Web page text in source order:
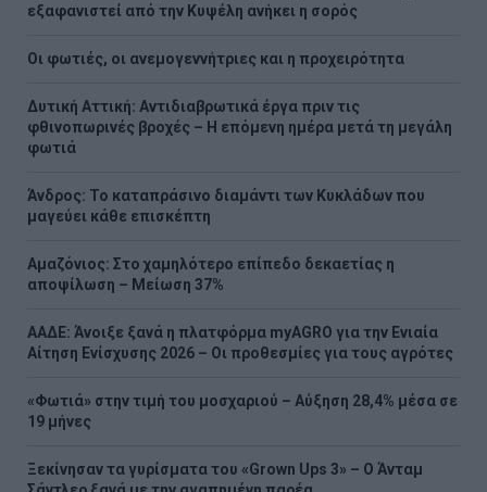
εξαφανιστεί από την Κυψέλη ανήκει η σορός
Οι φωτιές, οι ανεμογεννήτριες και η προχειρότητα
Δυτική Αττική: Αντιδιαβρωτικά έργα πριν τις
φθινοπωρινές βροχές – Η επόμενη ημέρα μετά τη μεγάλη
φωτιά
Άνδρος: Το καταπράσινο διαμάντι των Κυκλάδων που
μαγεύει κάθε επισκέπτη
Αμαζόνιος: Στο χαμηλότερο επίπεδο δεκαετίας η
αποψίλωση – Μείωση 37%
ΑΑΔΕ: Άνοιξε ξανά η πλατφόρμα myAGRO για την Ενιαία
Αίτηση Ενίσχυσης 2026 – Οι προθεσμίες για τους αγρότες
«Φωτιά» στην τιμή του μοσχαριού – Αύξηση 28,4% μέσα σε
19 μήνες
Ξεκίνησαν τα γυρίσματα του «Grown Ups 3» – Ο Άνταμ